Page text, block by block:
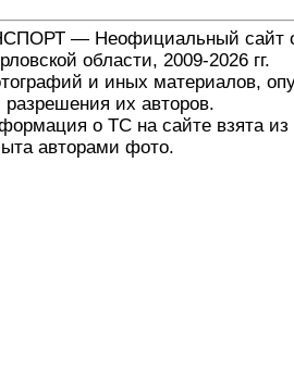
— Неофициальный сайт
области, 2009-2026 гг.
и иных материалов,
разрешения их авторов.
о ТС на сайте взята из
авторами фото.